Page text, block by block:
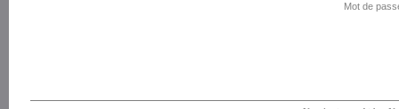
Mot de